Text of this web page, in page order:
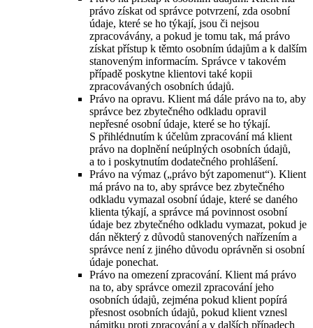
právo získat od správce potvrzení, zda osobní
údaje, které se ho týkají, jsou či nejsou
zpracovávány, a pokud je tomu tak, má právo
získat přístup k těmto osobním údajům a k dalším
stanoveným informacím. Správce v takovém
případě poskytne klientovi také kopii
zpracovávaných osobních údajů.
Právo na opravu. Klient má dále právo na to, aby
správce bez zbytečného odkladu opravil
nepřesné osobní údaje, které se ho týkají.
S přihlédnutím k účelům zpracování má klient
právo na doplnění neúplných osobních údajů,
a to i poskytnutím dodatečného prohlášení.
Právo na výmaz („právo být zapomenut“). Klient
má právo na to, aby správce bez zbytečného
odkladu vymazal osobní údaje, které se daného
klienta týkají, a správce má povinnost osobní
údaje bez zbytečného odkladu vymazat, pokud je
dán některý z důvodů stanovených nařízením a
správce není z jiného důvodu oprávněn si osobní
údaje ponechat.
Právo na omezení zpracování. Klient má právo
na to, aby správce omezil zpracování jeho
osobních údajů, zejména pokud klient popírá
přesnost osobních údajů, pokud klient vznesl
námitku proti zpracování a v dalších případech